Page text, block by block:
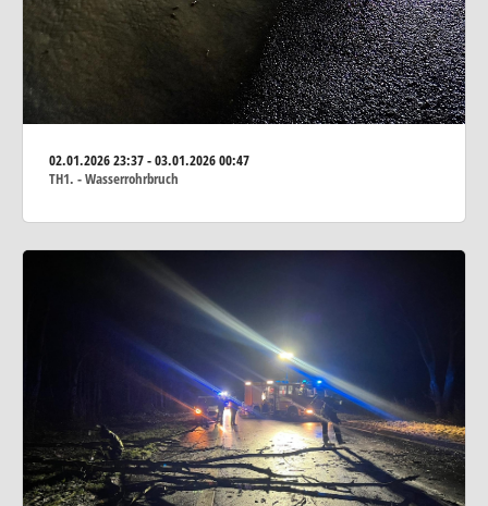
02.01.202623:37 - 03.01.2026 00:47
TH1. - Wasserrohrbruch